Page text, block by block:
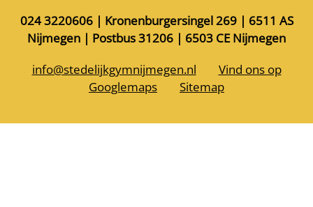
024 3220606 | Kronenburgersingel 269 | 6511 AS
Nijmegen | Postbus 31206 | 6503 CE Nijmegen
info@stedelijkgymnijmegen.nl
Vind ons op
Googlemaps
Sitemap